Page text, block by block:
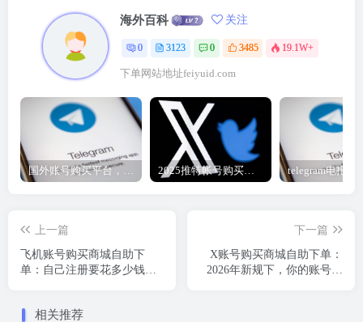
海外百科 关注
0 3123 0 3485 19.1W+
下单网站地址feiyuid.com
上一篇
飞机账号购买商城自助下
单：自己注册要花多少钱？
下一篇
X账号购买商城自助下单：
2026年新规下，你的账号够
相关推荐